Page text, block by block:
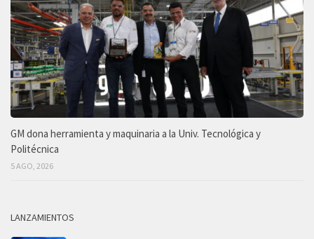
GM dona herramienta y maquinaria a la Univ. Tecnológica y
Politécnica
5 AGO, 2026
LANZAMIENTOS